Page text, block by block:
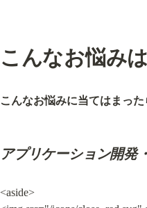
こんなお悩み
こんなお悩みに当てはまっ
アプリケーション開発
<aside>